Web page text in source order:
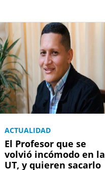
ACTUALIDAD
El Profesor que se
volvió incómodo en la
UT, y quieren sacarlo